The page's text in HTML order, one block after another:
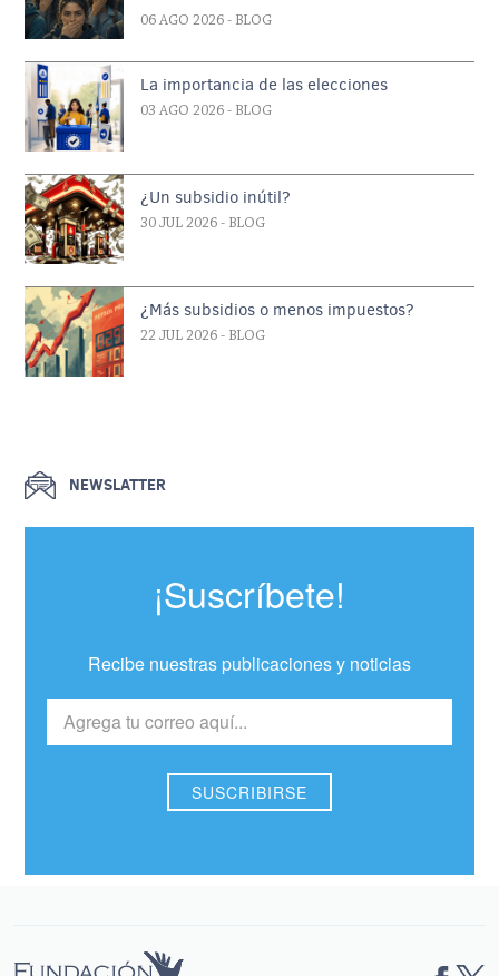
06 AGO 2026 - BLOG
La importancia de las elecciones
03 AGO 2026 - BLOG
¿Un subsidio inútil?
30 JUL 2026 - BLOG
¿Más subsidios o menos impuestos?
22 JUL 2026 - BLOG
NEWSLATTER
¡Suscríbete!
Recibe nuestras publicaciones y noticias